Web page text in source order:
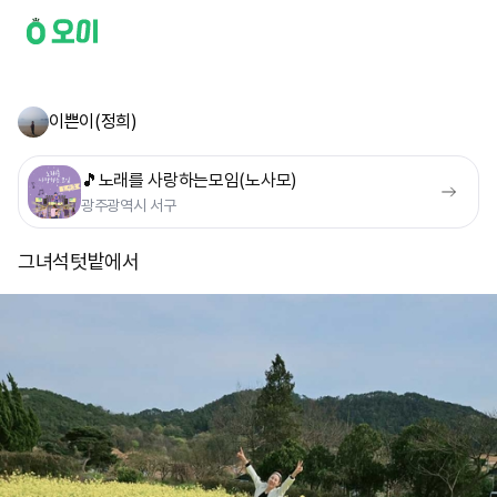
이쁜이(정희)
🎵노래를 사랑하는모임(노사모)
광주광역시 서구
그녀석텃밭에서